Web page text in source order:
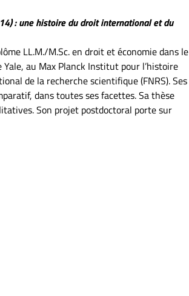
: une histoire du droit international et du
LL.M./M.Sc. en droit et économie dans le
Yale, au Max Planck Institut pour l’histoire
de la recherche scientifique (FNRS). Ses
dans toutes ses facettes. Sa thèse
Son projet postdoctoral porte sur